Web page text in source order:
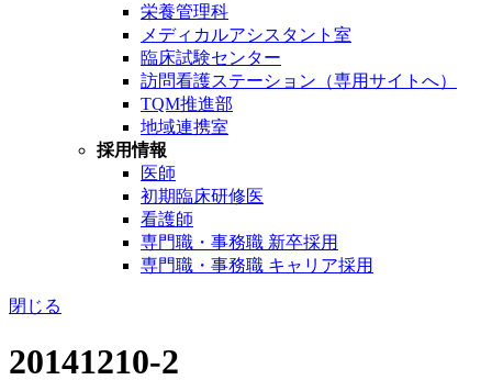
栄養管理科
メディカルアシスタント室
臨床試験センター
訪問看護ステーション（専用サイトへ）
TQM推進部
地域連携室
採用情報
医師
初期臨床研修医
看護師
専門職・事務職 新卒採用
専門職・事務職 キャリア採用
閉じる
20141210-2